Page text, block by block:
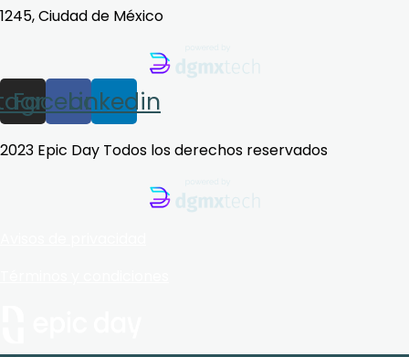
1245, Ciudad de México
Facebook
Linkedin
2023 Epic Day Todos los derechos reservados